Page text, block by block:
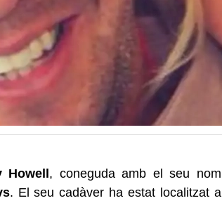
Howell, coneguda amb el seu nom
. El seu cadàver ha estat localitzat a